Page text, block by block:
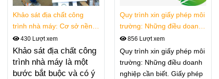
Khảo sát địa chất công
trình nhà máy: Cơ sở nền
tảng cho thiết kế và thi
công công trình công
nghiệp
430 Lượt xem
Khảo sát địa chất công
trình nhà máy là một
bước bắt buộc và có ý
Quy trình xin giấy phép môi
trường: Những điều doanh
nghiệp cần biết
856 Lượt xem
Quy trình xin giấy phép môi
trường: Những điều doanh
nghiệp cần biết. Giấy phép